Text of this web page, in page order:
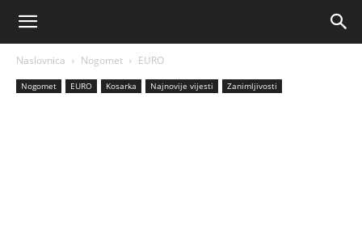
Naslovnica Nogomet EURO
Nogomet EURO Kosarka Najnovije vijesti Zanimljivosti